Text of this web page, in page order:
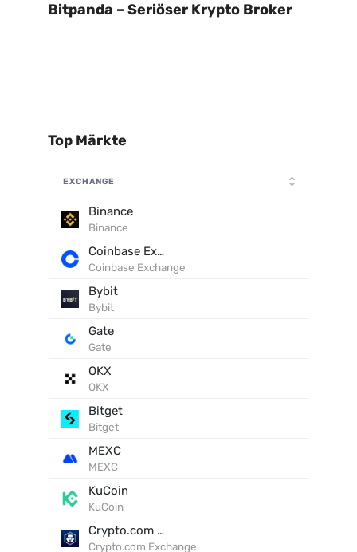
Bitpanda – Seriöser Krypto Broker
Top Märkte
EXCHANGE
Binance
Binance
Coinbase Exchange
Coinbase Exchange
Bybit
Bybit
Gate
Gate
OKX
OKX
Bitget
Bitget
MEXC
MEXC
KuCoin
KuCoin
Crypto.com Exchange
Crypto.com Exchange